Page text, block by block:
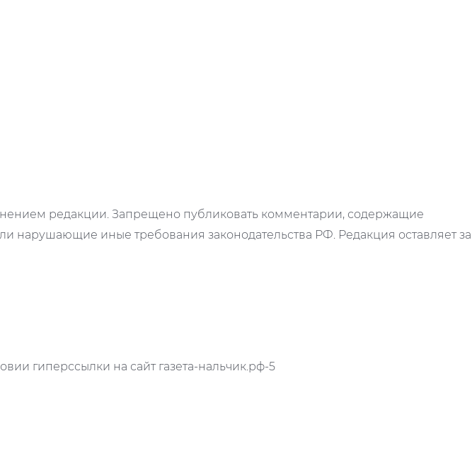
редакции. Запрещено публиковать комментарии, содержащие
нарушающие иные требования законодательства РФ. Редакция оставляет за
гиперссылки на сайт газета-нальчик.рф-5